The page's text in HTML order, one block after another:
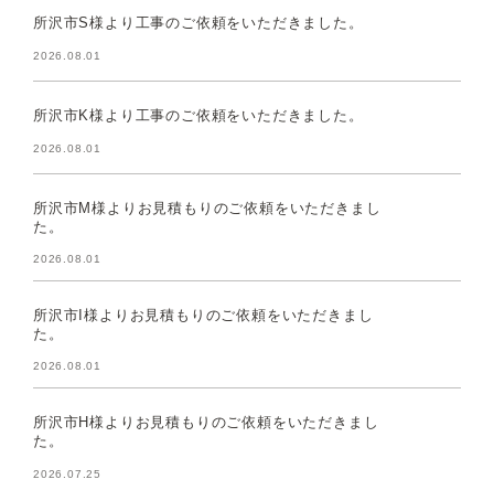
所沢市S様より工事のご依頼をいただきました。
2026.08.01
所沢市K様より工事のご依頼をいただきました。
2026.08.01
所沢市M様よりお見積もりのご依頼をいただきまし
た。
2026.08.01
所沢市I様よりお見積もりのご依頼をいただきまし
た。
2026.08.01
所沢市H様よりお見積もりのご依頼をいただきまし
た。
2026.07.25